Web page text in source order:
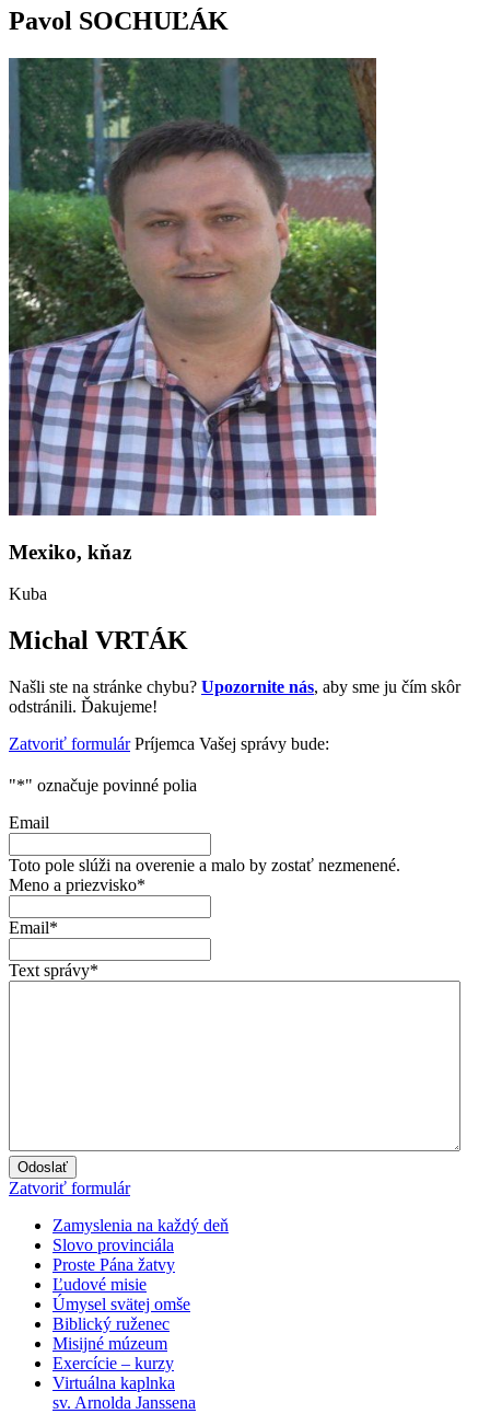
Pavol SOCHUĽÁK
Mexiko, kňaz
Kuba
Michal VRTÁK
Našli ste na stránke chybu? Upozornite nás, aby sme ju čím skôr
odstránili. Ďakujeme!
Zatvoriť formulár Príjemca Vašej správy bude:
"*" označuje povinné polia
Email
Toto pole slúži na overenie a malo by zostať nezmenené.
Meno a priezvisko*
Email*
Text správy*
Zatvoriť formulár
Zamyslenia na každý deň
Slovo provinciála
Proste Pána žatvy
Ľudové misie
Úmysel svätej omše
Biblický ruženec
Misijné múzeum
Exercície – kurzy
Virtuálna kaplnka
sv. Arnolda Janssena